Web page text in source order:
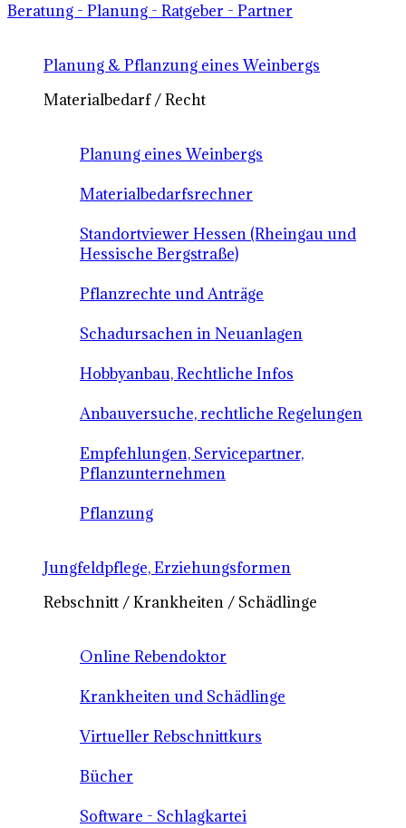
Beratung - Planung - Ratgeber - Partner
Planung & Pflanzung eines Weinbergs
Materialbedarf / Recht
Planung eines Weinbergs
Materialbedarfsrechner
Standortviewer Hessen (Rheingau und
Hessische Bergstraße)
Pflanzrechte und Anträge
Schadursachen in Neuanlagen
Hobbyanbau, Rechtliche Infos
Anbauversuche, rechtliche Regelungen
Empfehlungen, Servicepartner,
Pflanzunternehmen
Pflanzung
Jungfeldpflege, Erziehungsformen
Rebschnitt / Krankheiten / Schädlinge
Online Rebendoktor
Krankheiten und Schädlinge
Virtueller Rebschnittkurs
Bücher
Software - Schlagkartei